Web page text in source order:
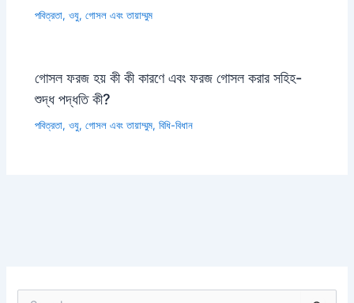
পবিত্রতা, ওযু, গোসল এবং তায়াম্মুম
গোসল ফরজ হয় কী কী কারণে এবং ফরজ গোসল করার সহিহ-
শুদ্ধ পদ্ধতি কী?
পবিত্রতা, ওযু, গোসল এবং তায়াম্মুম,বিধি-বিধান